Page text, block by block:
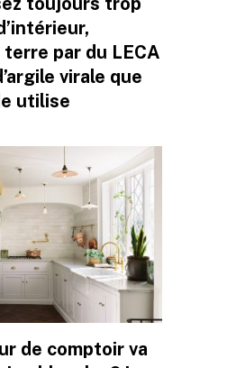
par du LECA
virale que
utilise
de comptoir va